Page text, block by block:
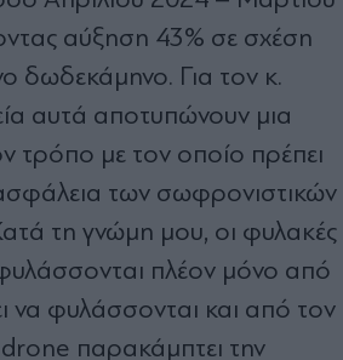
αύξηση 43% σε σχέση
δωδεκάμηνο. Για τον κ.
αυτά αποτυπώνουν μια
τρόπο με τον οποίο πρέπει
των σωφρονιστικών
τη γνώμη μου, οι φυλακές
πλέον μόνο από
να φυλάσσονται και από τον
παρακάμπτει την